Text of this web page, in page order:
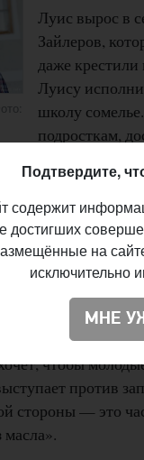
Луис вырос в
Зайлеров,
даже крестили
Луису
школу
подросткам,
двух недель
и
на
По его мнению,
чтобы
против
стороны — это
Подтвердите,
содержит
достигших
на
исключительно
МНЕ